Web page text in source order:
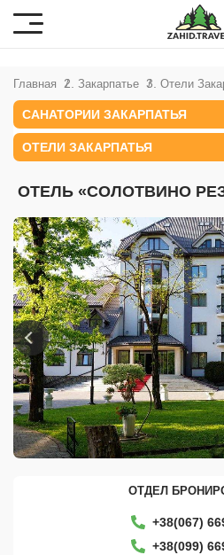
САНАТОРИИ ЗАКАРПАТЬЯ
ОТЕЛИ ЗАКАРПАТЬЯ
ОТЕЛЬ «СОЛОТВИНО
Главная Закарпатье Отели
ОТДЕЛ
+38(067)
+38‎(099)